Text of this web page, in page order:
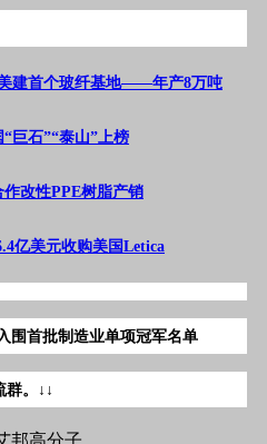
建首个玻纤基地——年产8万吨
巨石”“泰山”上榜
改性PPE树脂产销
亿美元收购美国Letica
。 ↓↓
邦高分子